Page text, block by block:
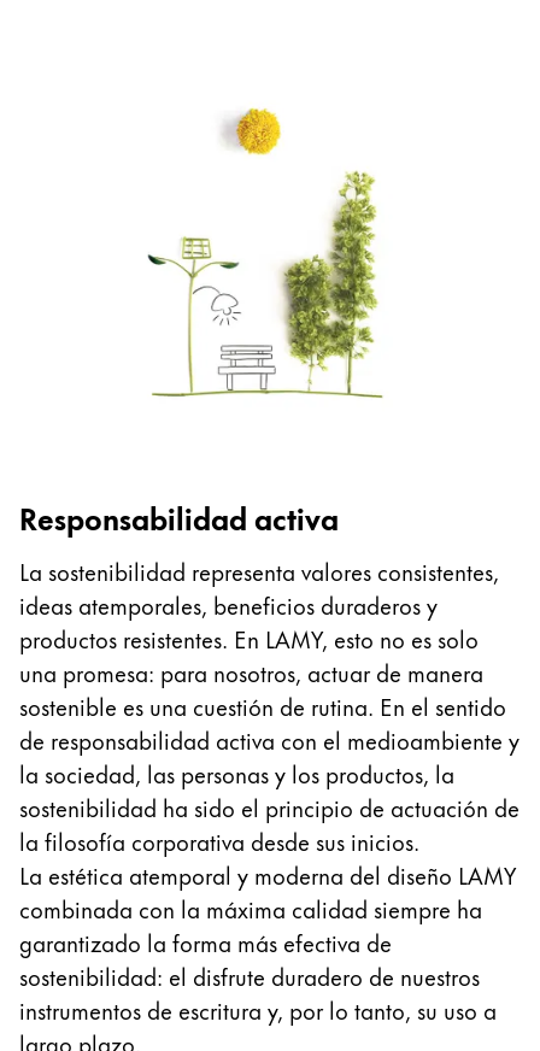
Acerca de tu pedido
La región global representa todos los países a los
Europa
Esta región contiene una lista de países con los
Greece
Ελληνικά
Poland
polski
Romania
română
Sweden
svenska
Türkiye
Türkçe
Centroamérica y el Caribe
Esta región contiene una lista de países con los
Responsabilidad activa
La sostenibilidad representa valores consistentes,
ideas atemporales, beneficios duraderos y
productos resistentes. En LAMY, esto no es solo
una promesa: para nosotros, actuar de manera
sostenible es una cuestión de rutina. En el sentido
de responsabilidad activa con el medioambiente y
la sociedad, las personas y los productos, la
sostenibilidad ha sido el principio de actuación de
la filosofía corporativa desde sus inicios.
La estética atemporal y moderna del diseño LAMY
combinada con la máxima calidad siempre ha
garantizado la forma más efectiva de
sostenibilidad: el disfrute duradero de nuestros
instrumentos de escritura y, por lo tanto, su uso a
largo plazo.